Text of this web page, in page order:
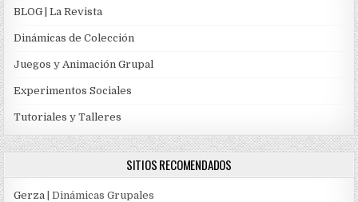
BLOG | La Revista
Dinámicas de Colección
Juegos y Animación Grupal
Experimentos Sociales
Tutoriales y Talleres
SITIOS RECOMENDADOS
Gerza | Dinámicas Grupales